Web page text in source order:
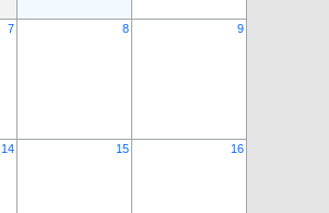
7 8 9
14 15 16